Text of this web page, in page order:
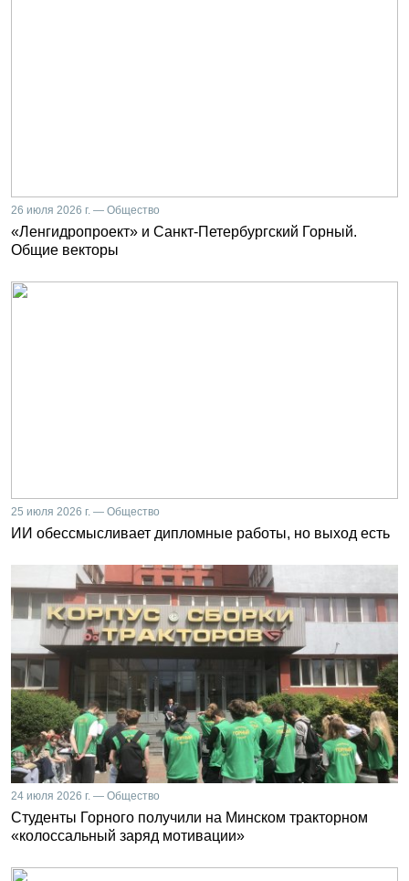
26 июля 2026 г. — Общество
«Ленгидропроект» и Санкт-Петербургский Горный.
Общие векторы
25 июля 2026 г. — Общество
ИИ обессмысливает дипломные работы, но выход есть
24 июля 2026 г. — Общество
Студенты Горного получили на Минском тракторном
«колоссальный заряд мотивации»